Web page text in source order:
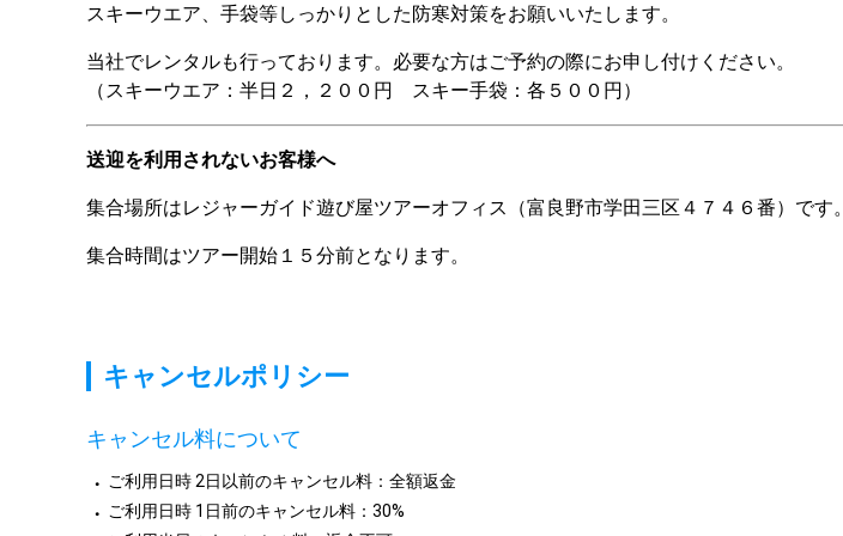
スキーウエア、手袋等しっかりとした防寒対策をお願いいたします。
当社でレンタルも行っております。必要な方はご予約の際にお申し付けください。
（スキーウエア：半日２，２００円　スキー手袋：各５００円）
送迎を利用されないお客様へ
集合場所はレジャーガイド遊び屋ツアーオフィス（富良野市学田三区４７４６番）です。
集合時間はツアー開始１５分前となります。
キャンセルポリシー
キャンセル料について
ご利用日時 2日以前のキャンセル料：全額返金
ご利用日時 1日前のキャンセル料：30%